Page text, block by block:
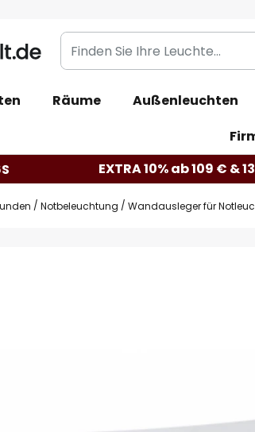
Finden
Sie
Leuchte...
Räume Außenleuchten
EXTRA 10% ab 109 € &
Notbeleuchtung Wandausleger für